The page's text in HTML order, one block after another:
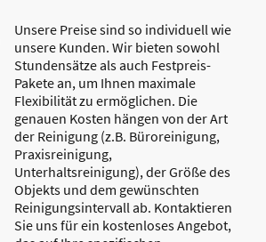
Unsere Preise sind so individuell wie
unsere Kunden. Wir bieten sowohl
Stundensätze als auch Festpreis-
Pakete an, um Ihnen maximale
Flexibilität zu ermöglichen. Die
genauen Kosten hängen von der Art
der Reinigung (z.B. Büroreinigung,
Praxisreinigung,
Unterhaltsreinigung), der Größe des
Objekts und dem gewünschten
Reinigungsintervall ab. Kontaktieren
Sie uns für ein kostenloses Angebot,